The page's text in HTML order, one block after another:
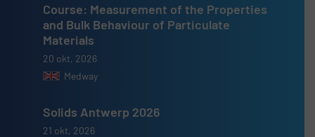
Course: Measurement of the Properties
and Bulk Behaviour of Particulate
Materials
20 okt, 2026
Medway
Solids Antwerp 2026
21 okt, 2026